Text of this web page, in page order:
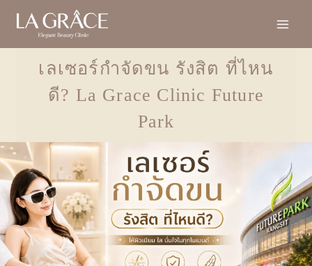
เลเซอร์กำจัดขน รังสิต ที่ไหน
ดี? La Grace Clinic Future
Park